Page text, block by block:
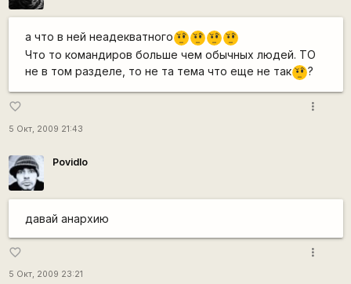
а что в ней неадекватного????????????
Что то командиров больше чем обычных людей. ТО
не в том разделе, то не та тема что еще не так????
favorite_border
5 Окт, 2009 21:43
more_vert
Povidlo
давай анархию
favorite_border
5 Окт, 2009 23:21
more_vert